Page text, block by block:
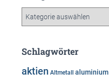
g
Schlagwörter
aktien Altmetall aluminium